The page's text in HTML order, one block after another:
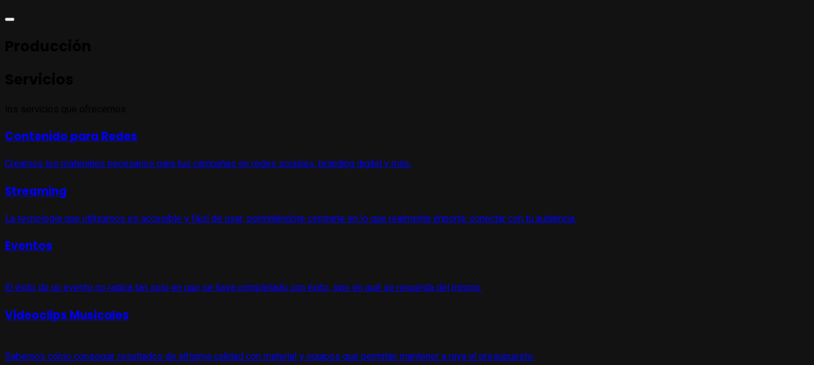
Contenido para Redes
Creamos los materiales necesarios para tus campañas en redes sociales, branding digital y más.
Streaming
La tecnología que utilizamos es accesible y fácil de usar, permitiéndote centrarte en lo que realmente importa: conectar con tu audiencia.
Eventos
El éxito de un evento no radica tan solo en que se haya completado con éxito, sino en qué se recuerda del mismo.
Videoclips Musicales
Sabemos cómo conseguir resultados de altísima calidad con material y equipos que permitan mantener a raya el presupuesto.